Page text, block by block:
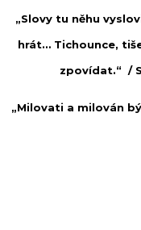
„Slovy tu něhu
hrát… Tichounce,
zpovídat.“ /
„Milovati a milován